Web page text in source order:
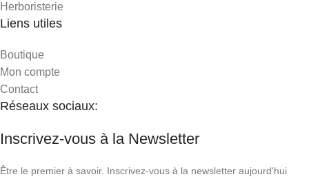
Herboristerie
Liens utiles
Boutique
Mon compte
Contact
Réseaux sociaux:
Inscrivez-vous à la Newsletter
Être le premier à savoir. Inscrivez-vous à la newsletter aujourd'hui